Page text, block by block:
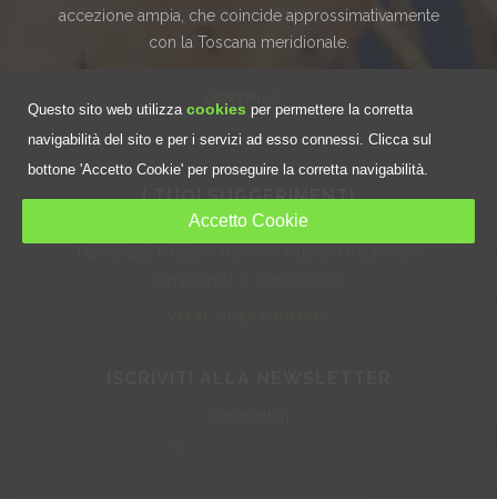
accezione ampia, che coincide approssimativamente
con la Toscana meridionale.
I TUOI SUGGERIMENTI
Questo sito web utilizza cookies per permettere la corretta
navigabilità del sito e per i servizi ad esso connessi. Clicca sul
bottone 'Accetto Cookie' per proseguire la corretta navigabilità.
Accetto Cookie